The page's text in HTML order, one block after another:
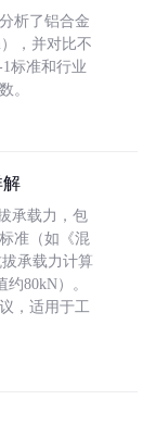
析了铝合金
，并对比不
标准和行业
。
解
承载力，包
准（如《混
承载力计算
80kN）。
，适用于工